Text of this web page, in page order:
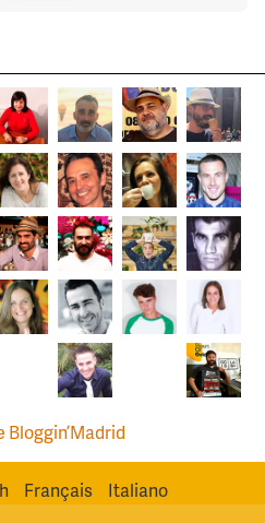
Français Italiano